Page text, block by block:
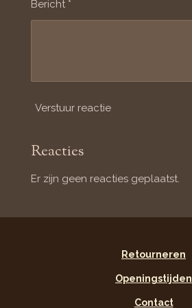
Bericht *
Verstuur reactie
Reacties
Er zijn geen reacties geplaatst.
Retourneren
Openingstijden
Contact